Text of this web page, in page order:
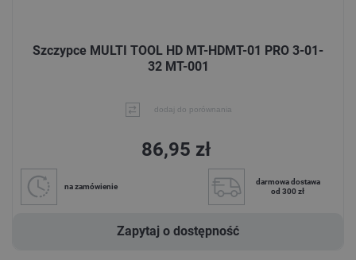
Szczypce MULTI TOOL HD MT-HDMT-01 PRO 3-01-
32 MT-001
dodaj do porównania
86,95 zł
na zamówienie
darmowa dostawa
od 300 zł
Zapytaj o dostępność